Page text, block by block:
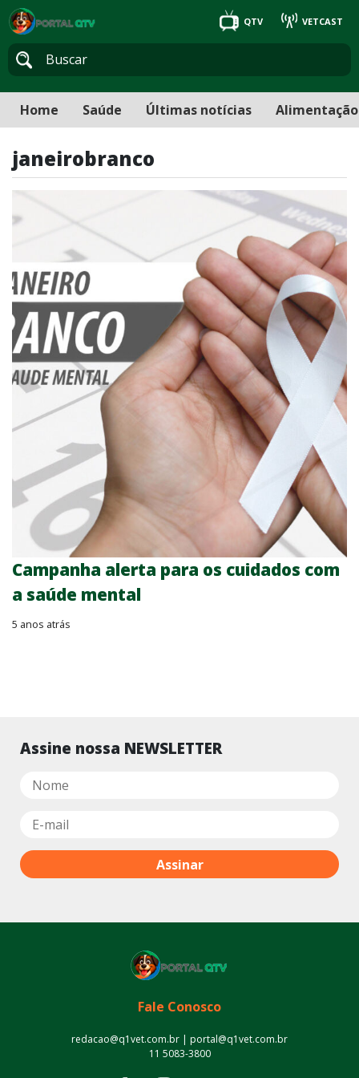
QTV VETCAST
Home Saúde Últimas notícias Alimentação
janeirobranco
Campanha alerta para os cuidados com
a saúde mental
5 anos atrás
Assine nossa NEWSLETTER
Fale Conosco
redacao@q1vet.com.br | portal@q1vet.com.br
11 5083-3800